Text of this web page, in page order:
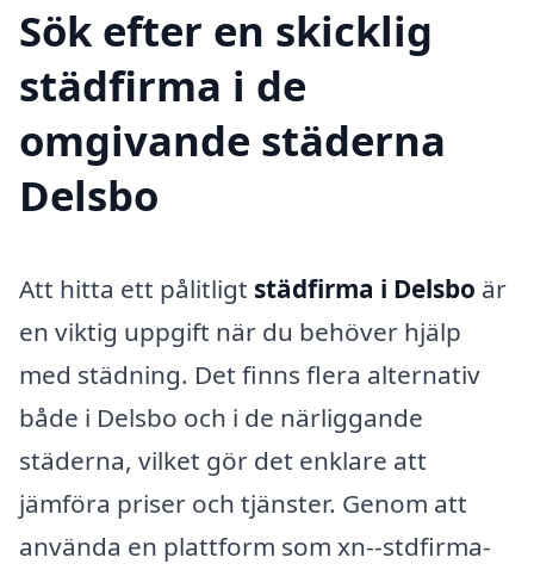
Sök efter en skicklig
städfirma i de
omgivande städerna
Delsbo
Att hitta ett pålitligt städfirma i Delsbo är
en viktig uppgift när du behöver hjälp
med städning. Det finns flera alternativ
både i Delsbo och i de närliggande
städerna, vilket gör det enklare att
jämföra priser och tjänster. Genom att
använda en plattform som xn--stdfirma-